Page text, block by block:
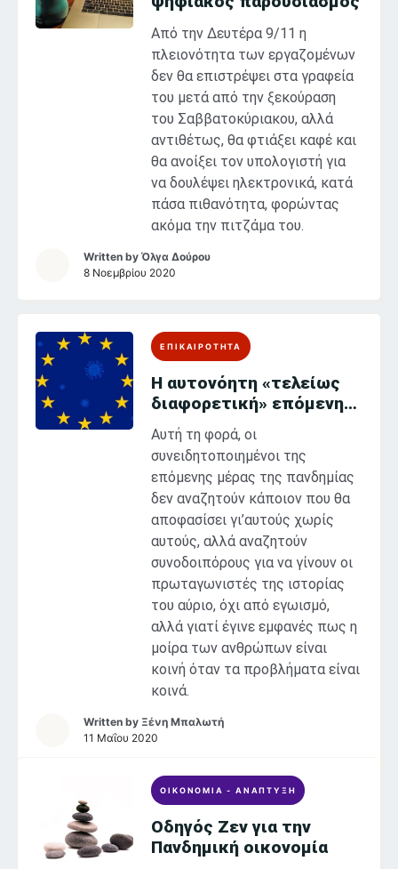
Από την Δευτέρα 9/11 η
πλειονότητα των εργαζομένων
δεν θα επιστρέψει στα γραφεία
του μετά από την ξεκούραση
του Σαββατοκύριακου, αλλά
αντιθέτως, θα φτιάξει καφέ και
θα ανοίξει τον υπολογιστή για
να δουλέψει ηλεκτρονικά, κατά
πάσα πιθανότητα, φορώντας
ακόμα την πιτζάμα του.
Written by Όλγα Δούρου
8 Νοεμβρίου 2020
ΕΠΙΚΑΙΡΟΤΗΤΑ
Η αυτονόητη «τελείως
διαφορετική» επόμενη
μέρα
Αυτή τη φορά, οι
συνειδητοποιημένοι της
επόμενης μέρας της πανδημίας
δεν αναζητούν κάποιον που θα
αποφασίσει γι’αυτούς χωρίς
αυτούς, αλλά αναζητούν
συνοδοιπόρους για να γίνουν οι
πρωταγωνιστές της ιστορίας
του αύριο, όχι από εγωισμό,
αλλά γιατί έγινε εμφανές πως η
μοίρα των ανθρώπων είναι
κοινή όταν τα προβλήματα είναι
κοινά.
Written by Ξένη Μπαλωτή
11 Μαΐου 2020
ΟΙΚΟΝΟΜΙΑ - ΑΝΑΠΤΥΞΗ
Οδηγός Ζεν για την
Πανδημική οικονομία